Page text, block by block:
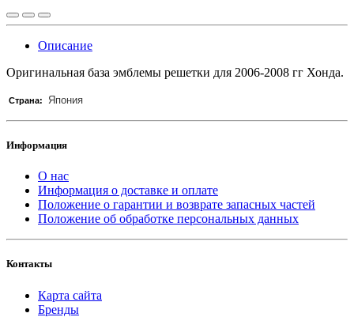
Описание
Оригинальная база эмблемы решетки для 2006-2008 гг Хонда.
Страна: Япония
Информация
О нас
Информация о доставке и оплате
Положение о гарантии и возврате запасных частей
Положение об обработке персональных данных
Контакты
Карта сайта
Бренды